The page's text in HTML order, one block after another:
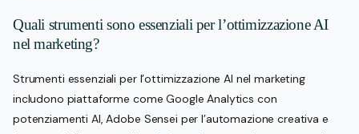
Quali strumenti sono essenziali per l’ottimizzazione AI
nel marketing?
Strumenti essenziali per l’ottimizzazione AI nel marketing
includono piattaforme come Google Analytics con
potenziamenti AI, Adobe Sensei per l’automazione creativa e